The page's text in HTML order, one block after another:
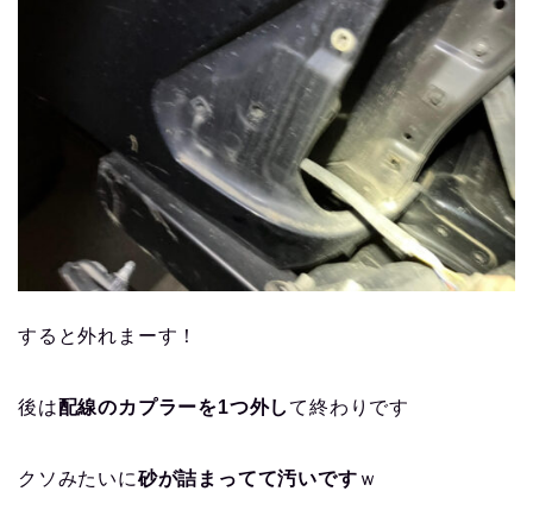
すると外れまーす！
後は配線のカプラーを1つ外して終わりです
クソみたいに砂が詰まってて汚いです ｗ